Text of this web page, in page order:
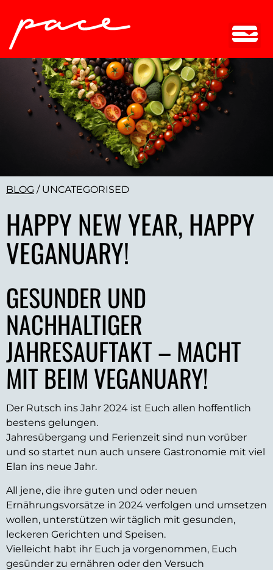
BLOG / UNCATEGORISED
HAPPY NEW YEAR, HAPPY
VEGANUARY!
GESUNDER UND
NACHHALTIGER
JAHRESAUFTAKT – MACHT
MIT BEIM VEGANUARY!
Der Rutsch ins Jahr 2024 ist Euch allen hoffentlich
bestens gelungen.
Jahresübergang und Ferienzeit sind nun vorüber
und so startet nun auch unsere Gastronomie mit viel
Elan ins neue Jahr.
All jene, die ihre guten und oder neuen
Ernährungsvorsätze in 2024 verfolgen und umsetzen
wollen, unterstützen wir täglich mit gesunden,
leckeren Gerichten und Speisen.
Vielleicht habt ihr Euch ja vorgenommen, Euch
gesünder zu ernähren oder den Versuch